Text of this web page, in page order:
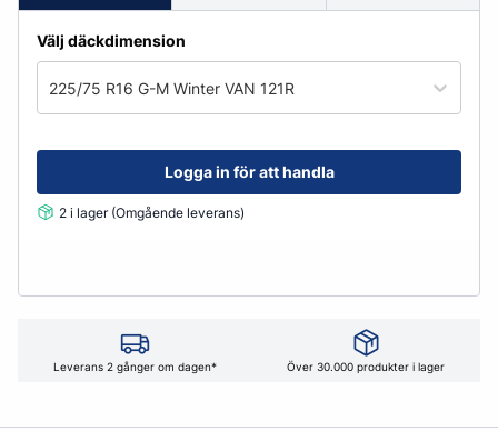
Välj däckdimension
225/75 R16 G-M Winter VAN 121R
Logga in för att handla
2 i lager (Omgående leverans)
Leverans 2 gånger om dagen* Över 30.000 produkter i lager